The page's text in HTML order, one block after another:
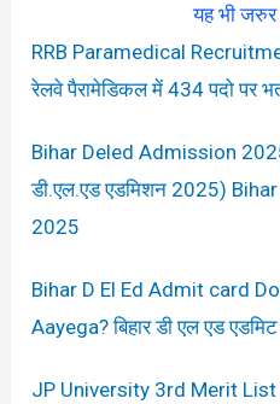
यह भी
RRB Paramedical
रेलवे पैरामेडिकल में 434 पदो पर
Bihar Deled Admission
डी.एल.एड एडमिशन 2025)
2025
Bihar D El Ed Admit card
Aayega? बिहार डी एल एड
JP University 3rd Merit List